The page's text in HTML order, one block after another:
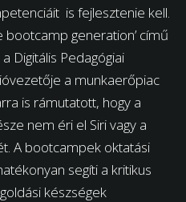
is fejlesztenie kell.
bootcamp generation’ című
Digitális Pedagógiai
a munkaerőpiac
is rámutatott, hogy a
nem éri el Siri vagy a
A bootcampek oktatási
segíti a kritikus
készségek